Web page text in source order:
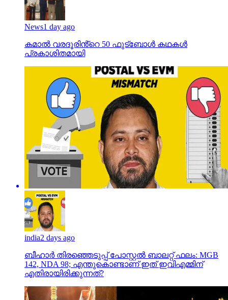
News1 day ago
കമാൽ വരദൂരിൻ്റെ 50 ഫുട്ബോൾ കഥകൾ
പ്രകാശിതമായി
india2 days ago
ബീഹാർ തിരഞ്ഞെടുപ്പ് പോസ്റ്റൽ ബാലറ്റ് ഫലം: MGB
142, NDA 98; എന്തുകൊണ്ടാണ് ഇത് ഇവിഎമ്മിന്
എതിരായിരിക്കുന്നത്?